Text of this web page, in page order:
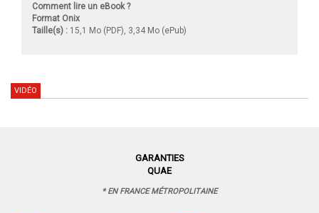
Comment lire un eBook ?
Format Onix
Taille(s) : 15,1 Mo (PDF), 3,34 Mo (ePub)
VIDÉO
GARANTIES
QUAE
* EN FRANCE MÉTROPOLITAINE